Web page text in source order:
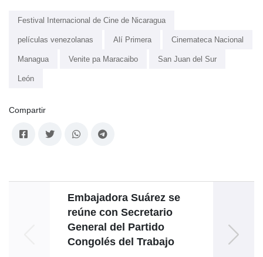
Festival Internacional de Cine de Nicaragua
películas venezolanas Alí Primera Cinemateca Nacional
Managua Venite pa Maracaibo San Juan del Sur
León
Compartir
Embajadora Suárez se
reúne con Secretario
General del Partido
Congolés del Trabajo